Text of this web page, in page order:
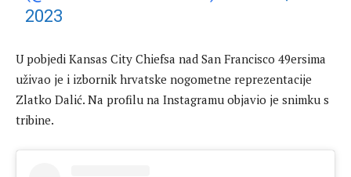
2023
U pobjedi Kansas City Chiefsa nad San Francisco 49ersima
uživao je i izbornik hrvatske nogometne reprezentacije
Zlatko Dalić. Na profilu na Instagramu objavio je snimku s
tribine.